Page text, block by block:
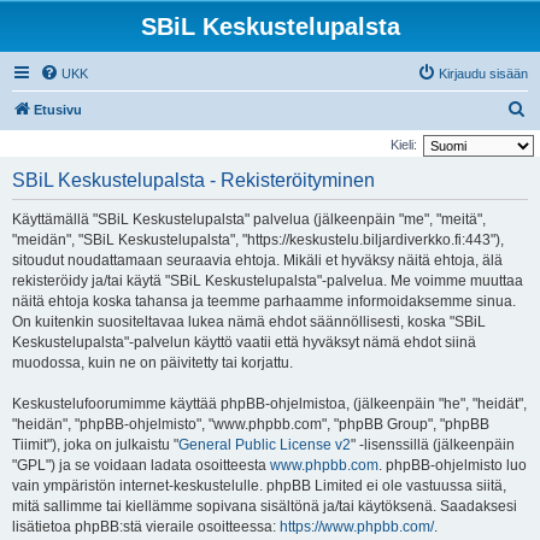
SBiL Keskustelupalsta
UKK Kirjaudu sisään
Etusivu
t
Kieli:
SBiL Keskustelupalsta - Rekisteröityminen
Käyttämällä "SBiL Keskustelupalsta" palvelua (jälkeenpäin "me", "meitä",
"meidän", "SBiL Keskustelupalsta", "https://keskustelu.biljardiverkko.fi:443"),
sitoudut noudattamaan seuraavia ehtoja. Mikäli et hyväksy näitä ehtoja, älä
rekisteröidy ja/tai käytä "SBiL Keskustelupalsta"-palvelua. Me voimme muuttaa
näitä ehtoja koska tahansa ja teemme parhaamme informoidaksemme sinua.
On kuitenkin suositeltavaa lukea nämä ehdot säännöllisesti, koska "SBiL
Keskustelupalsta"-palvelun käyttö vaatii että hyväksyt nämä ehdot siinä
muodossa, kuin ne on päivitetty tai korjattu.
Keskustelufoorumimme käyttää phpBB-ohjelmistoa, (jälkeenpäin "he", "heidät",
"heidän", "phpBB-ohjelmisto", "www.phpbb.com", "phpBB Group", "phpBB
Tiimit"), joka on julkaistu "General Public License v2" -lisenssillä (jälkeenpäin
"GPL") ja se voidaan ladata osoitteesta www.phpbb.com. phpBB-ohjelmisto luo
vain ympäristön internet-keskustelulle. phpBB Limited ei ole vastuussa siitä,
mitä sallimme tai kiellämme sopivana sisältönä ja/tai käytöksenä. Saadaksesi
lisätietoa phpBB:stä vieraile osoitteessa: https://www.phpbb.com/.